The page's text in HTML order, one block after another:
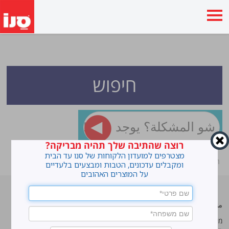
חיפוש
ראשי You searched for searchh_page
منتجات رائده
מי אנחנו
سانو
מי אנחנו
רוצה שהתיבה שלך תהיה מבריקה?
מצטרפים למועדון הלקוחות של סנו עד הבית
ומקבלים עדכונים, הטבות ומבצעים בלעדיים
על המוצרים האהובים